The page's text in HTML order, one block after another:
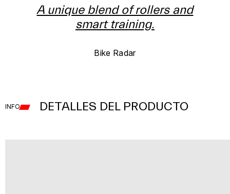
A unique blend of rollers and
smart training.
Bike Radar
INFO DETALLES DEL PRODUCTO